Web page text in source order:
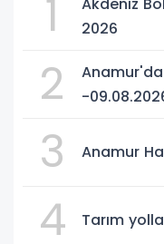
1
2026
2
-
3 Anamur
4 Tarım